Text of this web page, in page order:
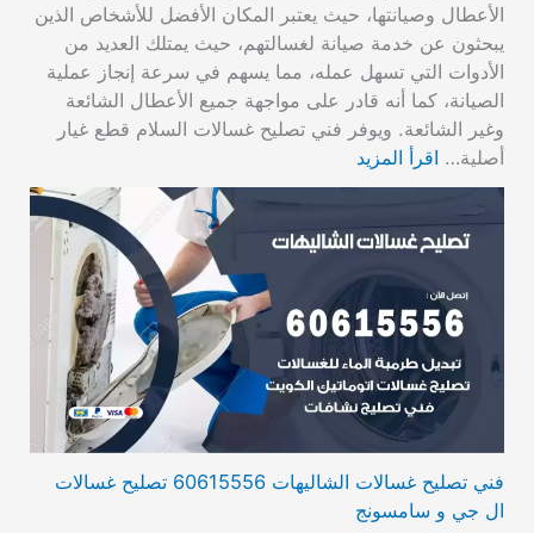
الأعطال وصيانتها، حيث يعتبر المكان الأفضل للأشخاص الذين
يبحثون عن خدمة صيانة لغسالتهم، حيث يمتلك العديد من
الأدوات التي تسهل عمله، مما يسهم في سرعة إنجاز عملية
الصيانة، كما أنه قادر على مواجهة جميع الأعطال الشائعة
وغير الشائعة. ويوفر فني تصليح غسالات السلام قطع غيار
أصلية… اقرأ المزيد
فني تصليح غسالات الشاليهات 60615556 تصليح غسالات
ال جي و سامسونج